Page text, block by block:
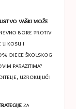
vaški može
bore protiv
u kosu i
djece školskog
parazitima?
uzrokujući
za